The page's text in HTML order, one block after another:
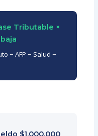
Tributable ×
− AFP − Salud −
$1.000.000